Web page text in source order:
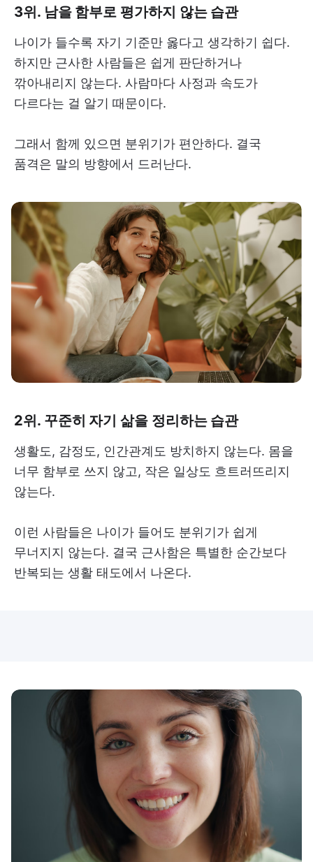
3위. 남을 함부로 평가하지 않는 습관
나이가 들수록 자기 기준만 옳다고 생각하기 쉽다.
하지만 근사한 사람들은 쉽게 판단하거나
깎아내리지 않는다. 사람마다 사정과 속도가
다르다는 걸 알기 때문이다.
그래서 함께 있으면 분위기가 편안하다. 결국
품격은 말의 방향에서 드러난다.
2위. 꾸준히 자기 삶을 정리하는 습관
생활도, 감정도, 인간관계도 방치하지 않는다. 몸을
너무 함부로 쓰지 않고, 작은 일상도 흐트러뜨리지
않는다.
이런 사람들은 나이가 들어도 분위기가 쉽게
무너지지 않는다. 결국 근사함은 특별한 순간보다
반복되는 생활 태도에서 나온다.